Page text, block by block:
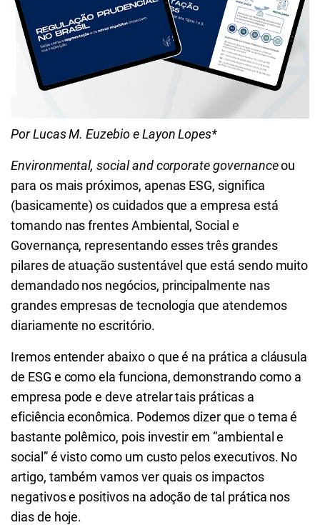
Por Lucas M. Euzebio e Layon Lopes*
Environmental, social and corporate governanceou
para os mais próximos, apenas ESG, significa
(basicamente) os cuidados que a empresa está
tomando nas frentes Ambiental, Social e
Governança, representando esses três grandes
pilares de atuação sustentável que está sendo muito
demandado nos negócios, principalmente nas
grandes empresas de tecnologia que atendemos
diariamente no escritório.
Iremos entender abaixo o que é na prática a cláusula
de ESG e como ela funciona, demonstrando como a
empresa pode e deve atrelar tais práticas a
eficiência econômica. Podemos dizer que o tema é
bastante polêmico, pois investir em “ambiental e
social” é visto como um custo pelos executivos. No
artigo, também vamos ver quais os impactos
negativos e positivos na adoção de tal prática nos
dias de hoje.